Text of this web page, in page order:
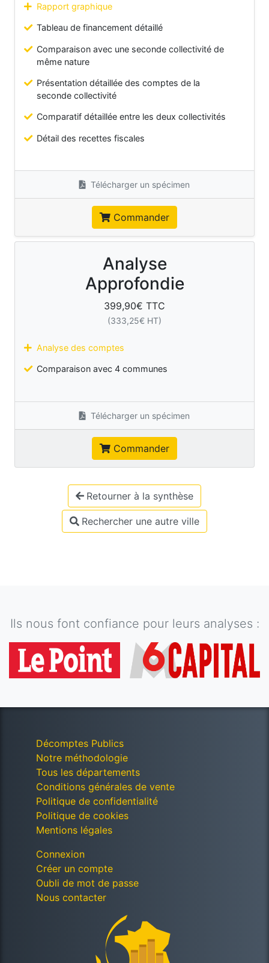
Rapport graphique
Tableau de financement détaillé
Comparaison avec une seconde collectivité de
même nature
Présentation détaillée des comptes de la
seconde collectivité
Comparatif détaillée entre les deux collectivités
Détail des recettes fiscales
Télécharger un spécimen
Commander
Analyse
Approfondie
399,90€ TTC
(333,25€ HT)
Analyse des comptes
Comparaison avec 4 communes
Télécharger un spécimen
Commander
Retourner à la synthèse
Rechercher une autre ville
Ils nous font confiance pour leurs analyses :
Décomptes Publics
Notre méthodologie
Tous les départements
Conditions générales de vente
Politique de confidentialité
Politique de cookies
Mentions légales
Connexion
Créer un compte
Oubli de mot de passe
Nous contacter